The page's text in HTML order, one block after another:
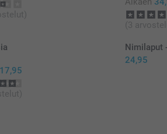
(3
17,95
Nimilaput
24,95